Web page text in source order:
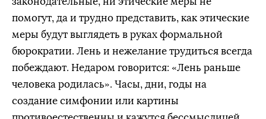
помогут, да и трудно представить, как этические
меры будут выглядеть в руках формальной
бюрократии. Лень и нежелание трудиться всегда
побеждают. Недаром говорится: «Лень раньше
человека родилась». Часы, дни, годы на
создание симфонии или картины